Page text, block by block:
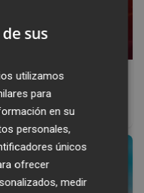
escuela ¡Cómo los de
sus
utilizamos
para
en su
personales,
únicos
ofrecer
medir